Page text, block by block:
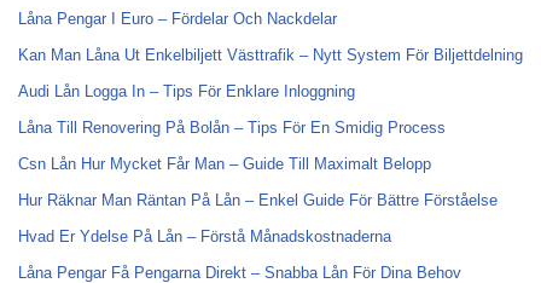
Låna Pengar I Euro – Fördelar Och Nackdelar
Kan Man Låna Ut Enkelbiljett Västtrafik – Nytt System För Biljettdelning
Audi Lån Logga In – Tips För Enklare Inloggning
Låna Till Renovering På Bolån – Tips För En Smidig Process
Csn Lån Hur Mycket Får Man – Guide Till Maximalt Belopp
Hur Räknar Man Räntan På Lån – Enkel Guide För Bättre Förståelse
Hvad Er Ydelse På Lån – Förstå Månadskostnaderna
Låna Pengar Få Pengarna Direkt – Snabba Lån För Dina Behov